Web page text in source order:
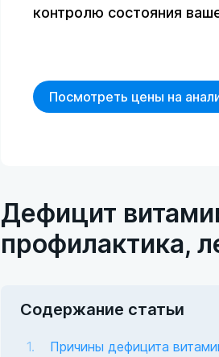
контролю состояния
Посмотреть цены на
Дефицит
профилактика,
Содержание статьи
Причины дефицита